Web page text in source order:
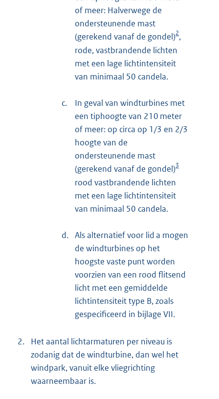
of meer: Halverwege de
ondersteunende mast
(gerekend vanaf de gondel)2,
rode, vastbrandende lichten
met een lage lichtintensiteit
van minimaal 50 candela.
c.
In geval van windturbines met
een tiphoogte van 210 meter
of meer: op circa op 1/3 en 2/3
hoogte van de
ondersteunende mast
(gerekend vanaf de gondel)3
rood vastbrandende lichten
met een lage lichtintensiteit
van minimaal 50 candela.
d. Als alternatief voor lid a mogen
de windturbines op het
hoogste vaste punt worden
voorzien van een rood flitsend
licht met een gemiddelde
lichtintensiteit type B, zoals
gespecificeerd in bijlage VII.
2.
Het aantal lichtarmaturen per niveau is
zodanig dat de windturbine, dan wel het
windpark, vanuit elke vliegrichting
waarneembaar is.